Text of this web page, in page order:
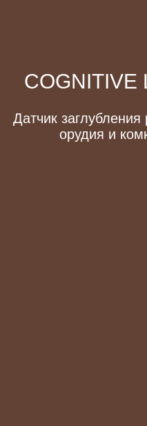
COGNITIVE
Датчик
орудия и